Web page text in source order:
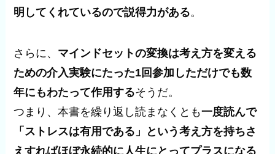
明してくれているので説得力がある。
さらに、 マインドセットの変換は考え方を変える
ための介入実験にたった1回参加しただけでも数
年にもわたって作用するそうだ。
つまり、本書を繰り返し読まなくとも一度読んで
「ストレスは有用である」という考え方を持ちさ
えすればほぼ永続的に人生にとってプラスになる